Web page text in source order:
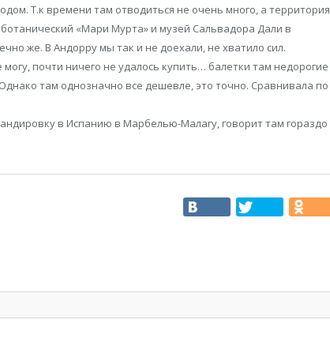
Т.к времени там отводиться не очень много, а территория
«Мари Мурта» и музей Сальвадора Дали в
же. В Андорру мы так и не доехали, не хватило сил.
почти ничего не удалось купить… балетки там недорогие
там однозначно все дешевле, это точно. Сравнивала по
в Испанию в Марбелью-Малагу, говорит там гораздо